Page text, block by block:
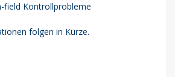
field Kontrollprobleme
folgen in Kürze.